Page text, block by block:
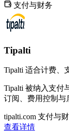
支付与财务
Tipalti
Tipalti 适合计费、
Tipalti 被纳入支付
订阅、费用控制与
tipalti.com 支付与
查看详情